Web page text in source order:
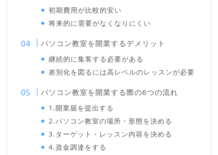
初期費用が比較的安い
将来的に需要がなくなりにくい
パソコン教室を開業するデメリット
継続的に集客する必要がある
差別化を図るには高レベルのレッスンが必要
パソコン教室を開業する際の6つの流れ
1.開業届を提出する
2.パソコン教室の場所・形態を決める
3.ターゲット・レッスン内容を決める
4.資金調達をする